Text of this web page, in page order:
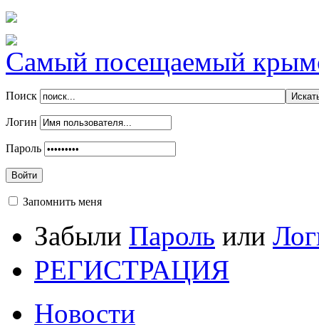
Самый посещаемый
Поиск
Логин
Пароль
Войти
Запомнить меня
Забыли Пароль или
РЕГИСТРАЦИЯ
Новости